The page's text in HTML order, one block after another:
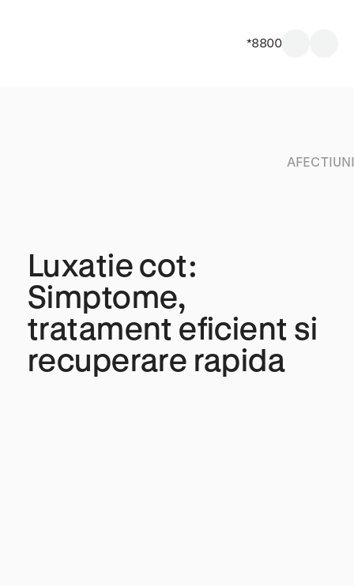
*8800
Luxatie cot:
Simptome,
tratament eficient si
recuperare rapida